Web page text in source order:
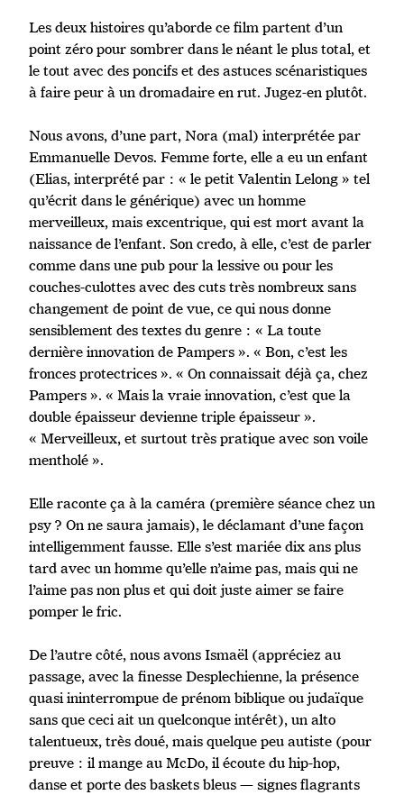
Les deux histoires qu’aborde ce film partent d’un
point zéro pour sombrer dans le néant le plus total, et
le tout avec des poncifs et des astuces scénaristiques
à faire peur à un dromadaire en rut. Jugez-en plutôt.
Nous avons, d’une part, Nora (mal) interprétée par
Emmanuelle Devos. Femme forte, elle a eu un enfant
(Elias, interprété par : « le petit Valentin Lelong » tel
qu’écrit dans le générique) avec un homme
merveilleux, mais excentrique, qui est mort avant la
naissance de l’enfant. Son credo, à elle, c’est de parler
comme dans une pub pour la lessive ou pour les
couches-culottes avec des cuts très nombreux sans
changement de point de vue, ce qui nous donne
sensiblement des textes du genre : « La toute
dernière innovation de Pampers ». « Bon, c’est les
fronces protectrices ». « On connaissait déjà ça, chez
Pampers ». « Mais la vraie innovation, c’est que la
double épaisseur devienne triple épaisseur ».
« Merveilleux, et surtout très pratique avec son voile
mentholé ».
Elle raconte ça à la caméra (première séance chez un
psy ? On ne saura jamais), le déclamant d’une façon
intelligemment fausse. Elle s’est mariée dix ans plus
tard avec un homme qu’elle n’aime pas, mais qui ne
l’aime pas non plus et qui doit juste aimer se faire
pomper le fric.
De l’autre côté, nous avons Ismaël (appréciez au
passage, avec la finesse Desplechienne, la présence
quasi ininterrompue de prénom biblique ou judaïque
sans que ceci ait un quelconque intérêt), un alto
talentueux, très doué, mais quelque peu autiste (pour
preuve : il mange au McDo, il écoute du hip-hop,
danse et porte des baskets bleus — signes flagrants